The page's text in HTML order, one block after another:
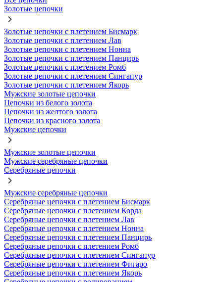
Золотые цепочки
Золотые цепочки с плетением Бисмарк
Золотые цепочки с плетением Лав
Золотые цепочки с плетением Нонна
Золотые цепочки с плетением Панцирь
Золотые цепочки с плетением Ромб
Золотые цепочки с плетением Сингапур
Золотые цепочки с плетением Якорь
Мужские золотые цепочки
Цепочки из белого золота
Цепочки из желтого золота
Цепочки из красного золота
Мужские цепочки
Мужские золотые цепочки
Мужские серебряные цепочки
Серебряные цепочки
Мужские серебряные цепочки
Серебряные цепочки с плетением Бисмарк
Серебряные цепочки с плетением Корда
Серебряные цепочки с плетением Лав
Серебряные цепочки с плетением Нонна
Серебряные цепочки с плетением Панцирь
Серебряные цепочки с плетением Ромб
Серебряные цепочки с плетением Сингапур
Серебряные цепочки с плетением Фигаро
Серебряные цепочки с плетением Якорь